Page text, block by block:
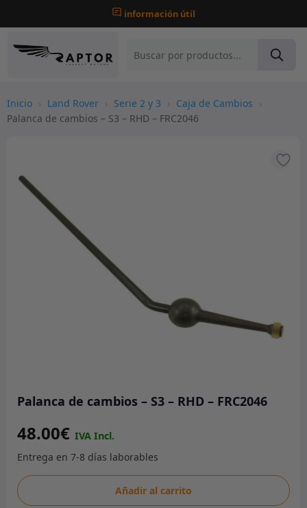
información útil
Inicio › Land Rover › Serie 2 y 3 › Caja de Cambios ›
Palanca de cambios – S3 – RHD – FRC2046
Palanca de cambios – S3 – RHD – FRC2046
48.00€
Palanca
de
Añadir al carrito